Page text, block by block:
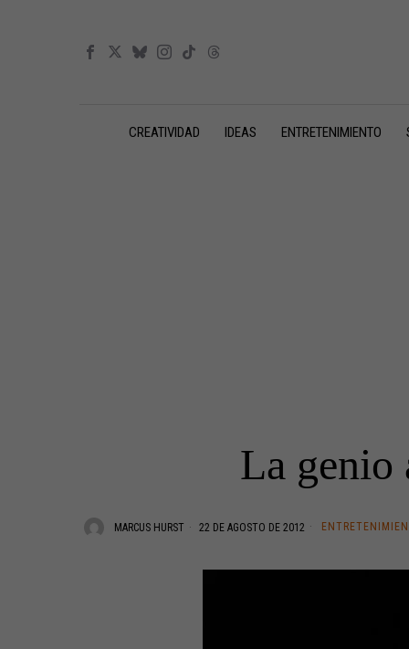
CREATIVIDAD IDEAS ENTRETENIMIENTO
La genio
MARCUS HURST 22 DE AGOSTO DE 2012